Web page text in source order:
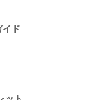
イド